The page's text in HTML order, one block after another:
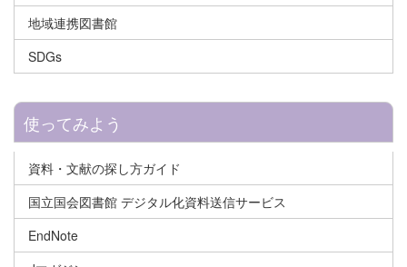
地域連携図書館
SDGs
使ってみよう
資料・文献の探し方ガイド
国立国会図書館 デジタル化資料送信サービス
EndNote